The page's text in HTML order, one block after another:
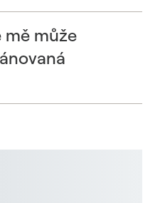
mě může